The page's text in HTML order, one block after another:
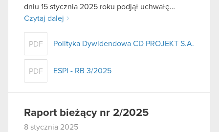
dniu 15 stycznia 2025 roku podjął uchwałę…
Czytaj dalej
PDF Polityka Dywidendowa CD PROJEKT S.A.
PDF ESPI - RB 3/2025
Raport bieżący nr 2/2025
8 stycznia 2025